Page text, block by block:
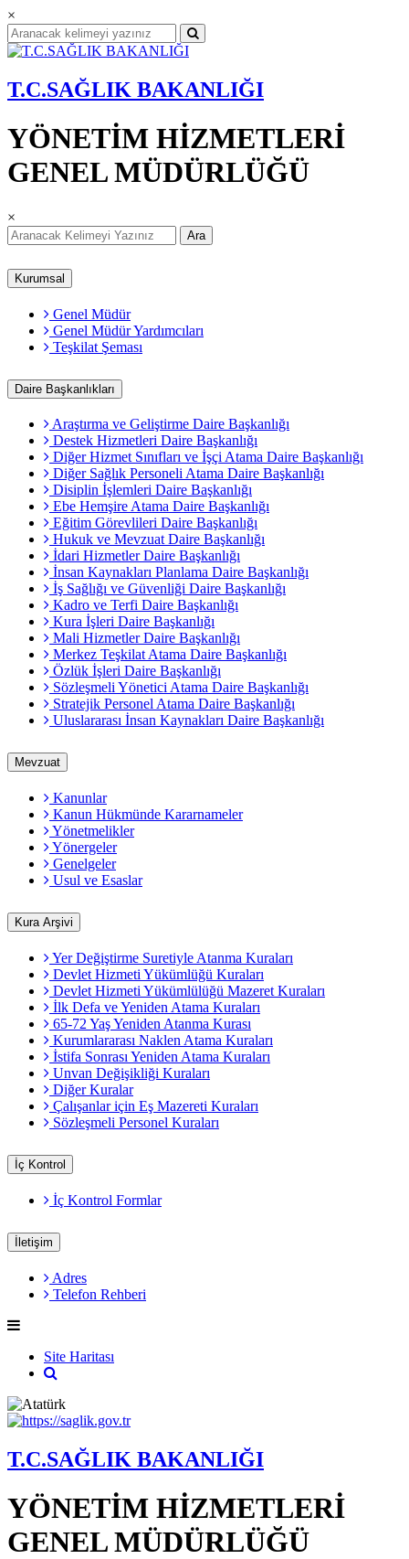
×
T.C.SAĞLIK BAKANLIĞI
YÖNETİM HİZMETLERİ
GENEL MÜDÜRLÜĞÜ
×
Ara
Kurumsal
Genel Müdür
Genel Müdür Yardımcıları
Teşkilat Şeması
Daire Başkanlıkları
Araştırma ve Geliştirme Daire Başkanlığı
Destek Hizmetleri Daire Başkanlığı
Diğer Hizmet Sınıfları ve İşçi Atama Daire Başkanlığı
Diğer Sağlık Personeli Atama Daire Başkanlığı
Disiplin İşlemleri Daire Başkanlığı
Ebe Hemşire Atama Daire Başkanlığı
Eğitim Görevlileri Daire Başkanlığı
Hukuk ve Mevzuat Daire Başkanlığı
İdari Hizmetler Daire Başkanlığı
İnsan Kaynakları Planlama Daire Başkanlığı
İş Sağlığı ve Güvenliği Daire Başkanlığı
Kadro ve Terfi Daire Başkanlığı
Kura İşleri Daire Başkanlığı
Mali Hizmetler Daire Başkanlığı
Merkez Teşkilat Atama Daire Başkanlığı
Özlük İşleri Daire Başkanlığı
Sözleşmeli Yönetici Atama Daire Başkanlığı
Stratejik Personel Atama Daire Başkanlığı
Uluslararası İnsan Kaynakları Daire Başkanlığı
Mevzuat
Kanunlar
Kanun Hükmünde Kararnameler
Yönetmelikler
Yönergeler
Genelgeler
Usul ve Esaslar
Kura Arşivi
Yer Değiştirme Suretiyle Atanma Kuraları
Devlet Hizmeti Yükümlüğü Kuraları
Devlet Hizmeti Yükümlülüğü Mazeret Kuraları
İlk Defa ve Yeniden Atama Kuraları
65-72 Yaş Yeniden Atanma Kurası
Kurumlararası Naklen Atama Kuraları
İstifa Sonrası Yeniden Atama Kuraları
Unvan Değişikliği Kuraları
Diğer Kuralar
Çalışanlar için Eş Mazereti Kuraları
Sözleşmeli Personel Kuraları
İç Kontrol
İç Kontrol Formlar
İletişim
Adres
Telefon Rehberi
Site Haritası
T.C.SAĞLIK BAKANLIĞI
YÖNETİM HİZMETLERİ
GENEL MÜDÜRLÜĞÜ